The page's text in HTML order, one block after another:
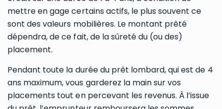
mettre en gage certains actifs, le plus souvent ce
sont des valeurs mobilières. Le montant prêté
dépendra, de ce fait, de la sûreté du (ou des)
placement.
Pendant toute la durée du prêt lombard, qui est de 4
ans maximum, vous garderez la main sur vos
placements tout en percevant les revenus. À l’issue